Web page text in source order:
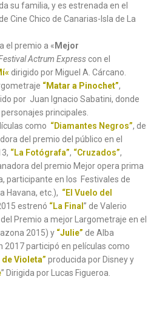
su familia, y es estrenada en el
Cine Chico de Canarias-Isla de La
el premio a « Mejor
Actrum Express con el
« dirigido por Miguel A. Cárcano.
“Matar a Pinochet”,
por Juan Ignacio Sabatini, donde
principales.
como “Diamantes Negros”, de
del premio del público en el
“La Fotógrafa”, “Cruzados”,
del premio Mejor opera prima
participante en los Festivales de
Havana, etc.), “El Vuelo del
estrenó “La Final ” de Valerio
Premio a mejor Largometraje en el
2015) y “Julie” de Alba
2017 participó en películas como
de Violeta” producida por Disney y
” Dirigida por Lucas Figueroa.